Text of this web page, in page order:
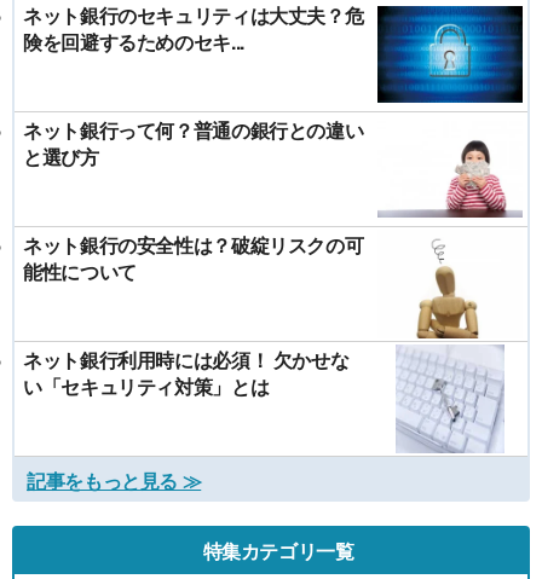
ネット銀行のセキュリティは大丈夫？危
険を回避するためのセキ...
ネット銀行って何？普通の銀行との違い
と選び方
ネット銀行の安全性は？破綻リスクの可
能性について
ネット銀行利用時には必須！ 欠かせな
い「セキュリティ対策」とは
記事をもっと見る ≫
特集カテゴリ一覧